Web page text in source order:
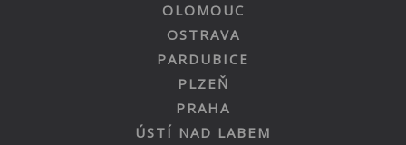
OLOMOUC
OSTRAVA
PARDUBICE
PLZEŇ
PRAHA
ÚSTÍ NAD LABEM